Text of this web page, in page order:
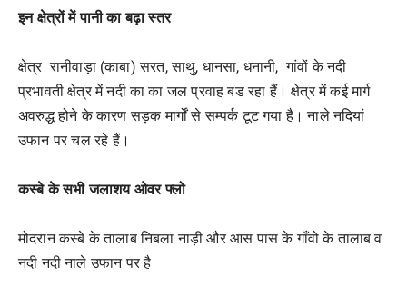
इन क्षेत्रों में पानी का बढ़ा स्तर
क्षेत्र रानीवाड़ा (काबा) सरत, साथु, धानसा, धनानी, गांवों के नदी
प्रभावती क्षेत्र में नदी का का जल प्रवाह बड रहा हैं। क्षेत्र में कई मार्ग
अवरुद्ध होने के कारण सड़क मार्गों से सम्पर्क टूट गया है। नाले नदियां
उफान पर चल रहे हैं।
कस्बे के सभी जलाशय ओवर फ्लो
मोदरान कस्बे के तालाब निबला नाड़ी और आस पास के गाँवो के तालाब व
नदी नदी नाले उफान पर है